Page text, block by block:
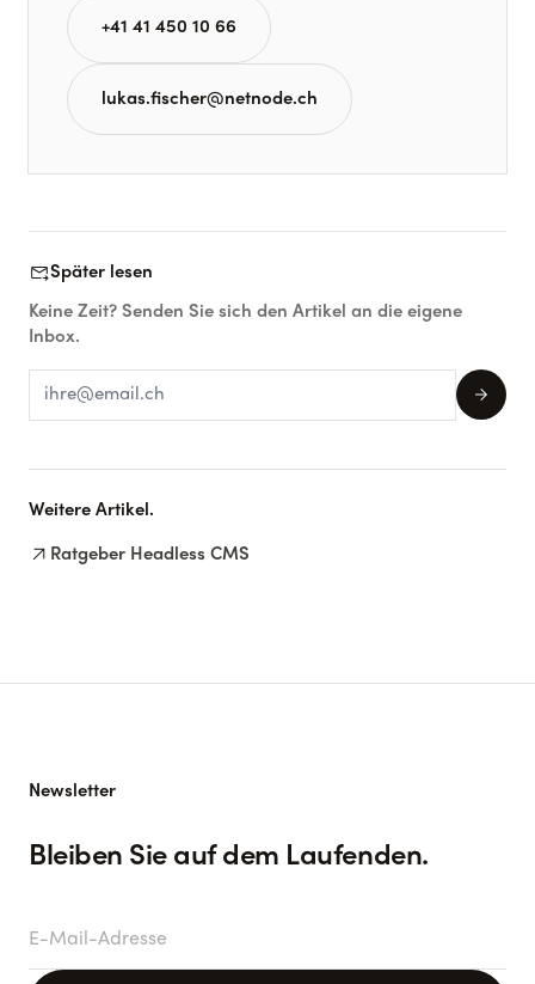
+41 41 450 10 66
lukas.fischer@netnode.ch
forward_to_inboxSpäter lesen
Keine Zeit? Senden Sie sich den Artikel an die eigene
Inbox.
arrow_forward
Weitere Artikel.
arrow_outward Ratgeber Headless CMS
Newsletter
Bleiben Sie auf dem Laufenden.
E-Mail-Adresse